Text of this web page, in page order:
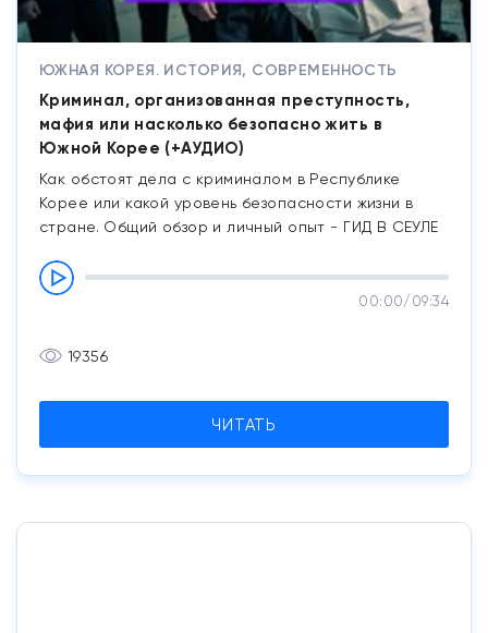
ЮЖНАЯ КОРЕЯ. ИСТОРИЯ, СОВРЕМЕННОСТЬ
Криминал, организованная преступность,
мафия или насколько безопасно жить в
Южной Корее (+АУДИО)
Как обстоят дела с криминалом в Республике
Корее или какой уровень безопасности жизни в
стране. Общий обзор и личный опыт - ГИД В СЕУЛЕ
00:00/ 09:34
19356
ЧИТАТЬ